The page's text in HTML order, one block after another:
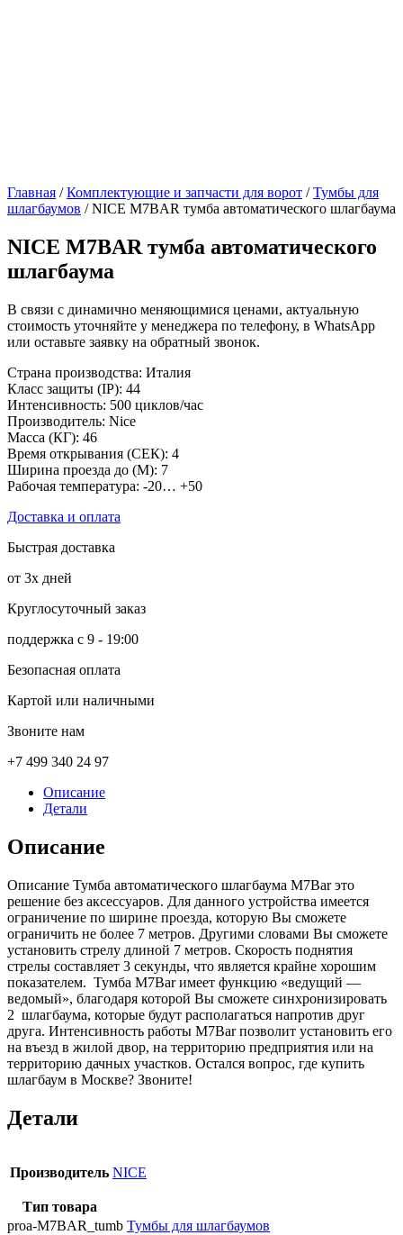
Главная /Комплектующие и запчасти для ворот /Тумбы для
шлагбаумов / NICE M7BAR тумба автоматического шлагбаума
NICE M7BAR тумба автоматического
шлагбаума
В связи с динамично меняющимися ценами, актуальную
стоимость уточняйте у менеджера по телефону, в WhatsApp
или оставьте заявку на обратный звонок.
Страна производства: Италия
Класс защиты (IP): 44
Интенсивность: 500 циклов/час
Производитель: Nice
Масса (КГ): 46
Время открывания (СЕК): 4
Ширина проезда до (М): 7
Рабочая температура: -20… +50
Доставка и оплата
Быстрая доставка
от 3х дней
Круглосуточный заказ
поддержка с 9 - 19:00
Безопасная оплата
Картой или наличными
Звоните нам
+7 499 340 24 97
Описание
Детали
Описание
Описание Тумба автоматического шлагбаума M7Bar это
решение без аксессуаров. Для данного устройства имеется
ограничение по ширине проезда, которую Вы сможете
ограничить не более 7 метров. Другими словами Вы сможете
установить стрелу длиной 7 метров. Скорость поднятия
стрелы составляет 3 секунды, что является крайне хорошим
показателем. Тумба M7Bar имеет функцию «ведущий —
ведомый», благодаря которой Вы сможете синхронизировать
2 шлагбаума, которые будут располагаться напротив друг
друга. Интенсивность работы M7Bar позволит установить его
на въезд в жилой двор, на территорию предприятия или на
территорию дачных участков. Остался вопрос, где купить
шлагбаум в Москве? Звоните!
Детали
Производитель NICE
Тип товара
proa-M7BAR_tumb Тумбы для шлагбаумов